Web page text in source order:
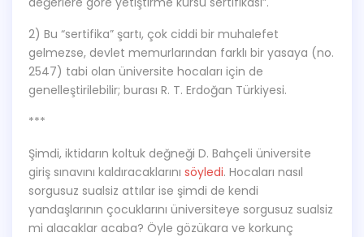
2) Bu “sertifika” şartı, çok ciddi bir muhalefet
gelmezse, devlet memurlarından farklı bir yasaya (no.
2547) tabi olan üniversite hocaları için de
genelleştirilebilir; burası R. T. Erdoğan Türkiyesi.
***
Şimdi, iktidarın koltuk değneği D. Bahçeli üniversite
giriş sınavını kaldıracaklarını söyledi. Hocaları nasıl
sorgusuz sualsiz attılar ise şimdi de kendi
yandaşlarının çocuklarını üniversiteye sorgusuz sualsiz
mi alacaklar acaba? Öyle gözükara ve korkunç